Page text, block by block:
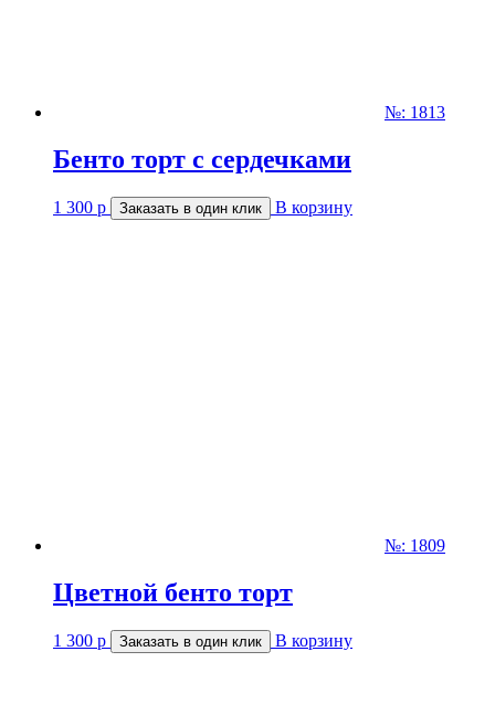
№: 1813
Бенто торт с сердечками
1 300 р Заказать в один клик В корзину
№: 1809
Цветной бенто торт
1 300 р Заказать в один клик В корзину